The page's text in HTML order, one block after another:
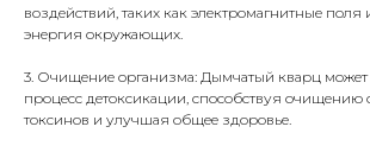
воздействий, таких как электромагнитные поля
энергия окружающих.
3. Очищение организма: Дымчатый кварц
процесс детоксикации, способствуя очищению
токсинов и улучшая общее здоровье.